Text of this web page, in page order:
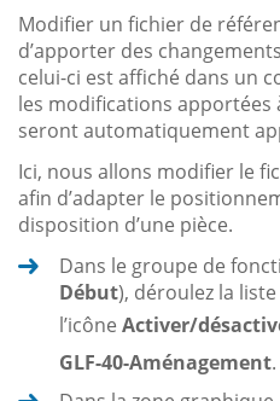
Modifier un fichier de
d’apporter des
celui-ci est affiché dans un
les modifications apportées
seront automatiquement
Ici, nous allons modifier le
afin d’adapter le
disposition d’une pièce.
Dans le groupe de
Début), déroulez la
l’icône Activer/
GLF-40-Aménagement.